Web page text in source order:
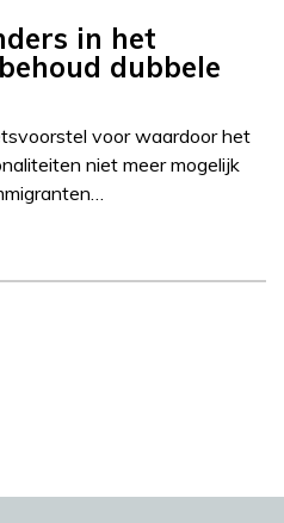
in het
dubbele
voor waardoor het
niet meer mogelijk